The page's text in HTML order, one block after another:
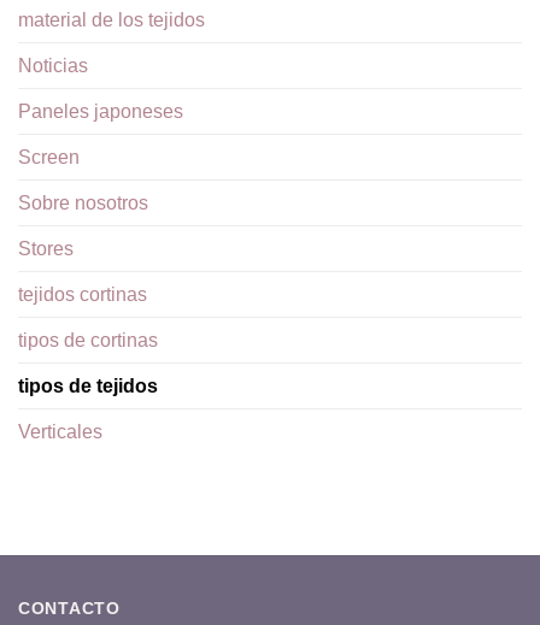
material de los tejidos
Noticias
Paneles japoneses
Screen
Sobre nosotros
Stores
tejidos cortinas
tipos de cortinas
tipos de tejidos
Verticales
CONTACTO